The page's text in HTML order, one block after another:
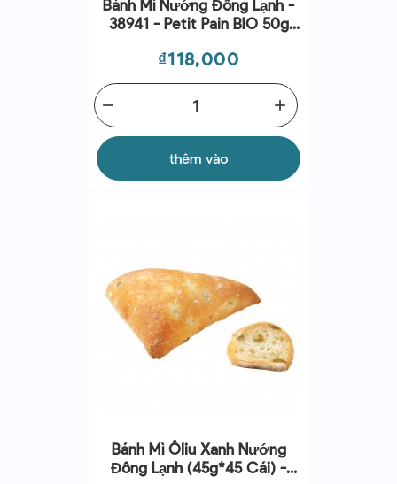
Bánh Mì Nướng Đông Lạnh -
38941 - Petit Pain BIO 50g
Giá
₫118,000
add
remove
thêm vào
Bánh Mì Ôliu Xanh Nướng
Đông Lạnh (45g*45 Cái) -